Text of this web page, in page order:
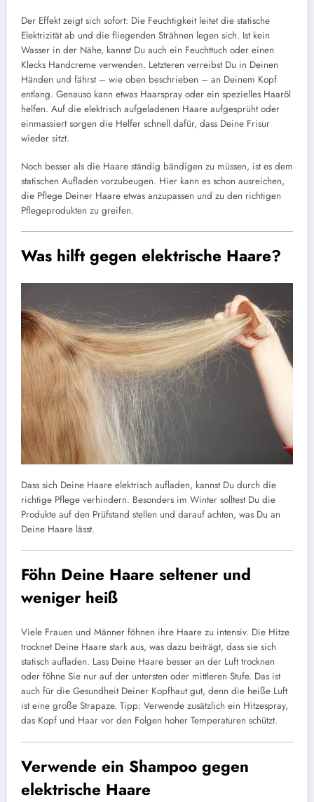
Der Effekt zeigt sich sofort: Die Feuchtigkeit leitet die statische
Elektrizität ab und die fliegenden Strähnen legen sich. Ist kein
Wasser in der Nähe, kannst Du auch ein Feuchttuch oder einen
Klecks Handcreme verwenden. Letzteren verreibst Du in Deinen
Händen und fährst – wie oben beschrieben – an Deinem Kopf
entlang. Genauso kann etwas Haarspray oder ein spezielles Haaröl
helfen. Auf die elektrisch aufgeladenen Haare aufgesprüht oder
einmassiert sorgen die Helfer schnell dafür, dass Deine Frisur
wieder sitzt.
Noch besser als die Haare ständig bändigen zu müssen, ist es dem
statischen Aufladen vorzubeugen. Hier kann es schon ausreichen,
die Pflege Deiner Haare etwas anzupassen und zu den richtigen
Pflegeprodukten zu greifen.
Was hilft gegen elektrische Haare?
Dass sich Deine Haare elektrisch aufladen, kannst Du durch die
richtige Pflege verhindern. Besonders im Winter solltest Du die
Produkte auf den Prüfstand stellen und darauf achten, was Du an
Deine Haare lässt.
Föhn Deine Haare seltener und
weniger heiß
Viele Frauen und Männer föhnen ihre Haare zu intensiv. Die Hitze
trocknet Deine Haare stark aus, was dazu beiträgt, dass sie sich
statisch aufladen. Lass Deine Haare besser an der Luft trocknen
oder föhne Sie nur auf der untersten oder mittleren Stufe. Das ist
auch für die Gesundheit Deiner Kopfhaut gut, denn die heiße Luft
ist eine große Strapaze. Tipp: Verwende zusätzlich ein Hitzespray,
das Kopf und Haar vor den Folgen hoher Temperaturen schützt.
Verwende ein Shampoo gegen
elektrische Haare